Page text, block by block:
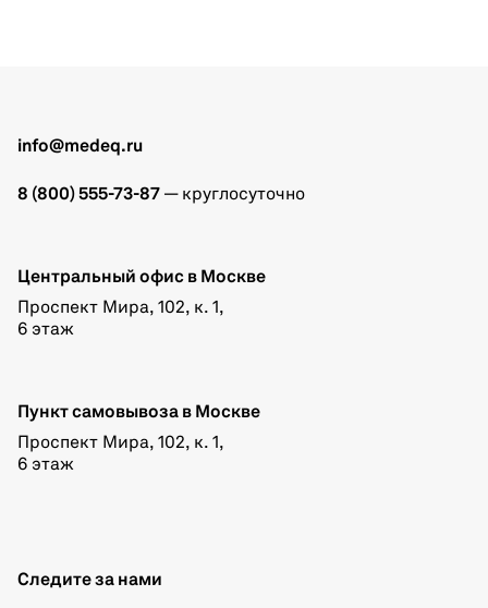
info@medeq.ru
8 (800) 555-73-87 — круглосуточно
Центральный офис в Москве
Проспект Мира, 102, к. 1,
6 этаж
Пункт самовывоза в Москве
Проспект Мира, 102, к. 1,
6 этаж
Следите за нами